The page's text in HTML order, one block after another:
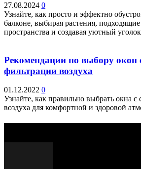
27.08.2024 0
Узнайте, как просто и эффектно
балконе, выбирая растения,
пространства и создавая уютный
Рекомендации по выбору окон
фильтрации воздуха
01.12.2022 0
Узнайте, как правильно выбрать окна с
воздуха для комфортной и здоровой